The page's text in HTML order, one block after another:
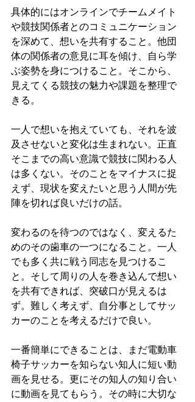
具体的にはオンラインでチームメイト
や競技関係者とのコミュニケーション
を深めて、想いを共有すること。他団
体の関係者の意見に耳を傾け、自ら学
ぶ姿勢を身につけること。そこから、
見えてくる競技の魅力や課題を整理で
きる。
一人で想いを抱えていても、それを波
及させないと変化は生まれない。正直
そこまでの高い意識で競技に関わる人
は多くない。そのことをマイナスに捉
えず、現状を変えたいと思う人間が先
陣を切れば良いだけの話。
変わるのを待つのではなく、変えるた
めのその歯車の一つになること。一人
でも多く共に戦う同志を見つけるこ
と。そして周りの人を巻き込んで想い
を共有できれば、突破口が見えるは
ず。難しく考えず、自分事としてサッ
カーのことを考えるだけで良い。
一番簡単にできることは、まだ電動車
椅子サッカーを知らない知人に短い動
画を見せる。更にその知人の知り合い
に動画を見てもらう。その時に大切な